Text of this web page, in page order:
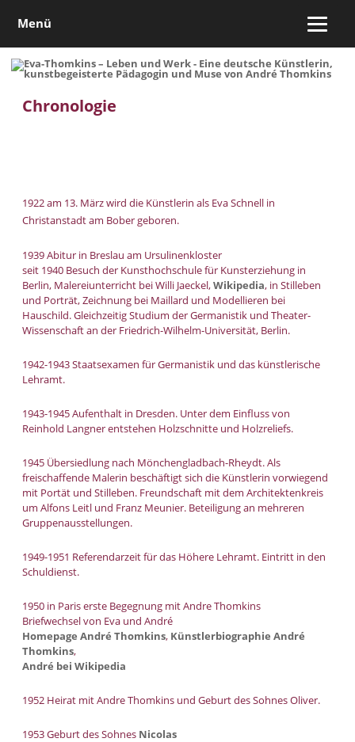
Menü
Chronologie
1922 am 13. März wird die Künstlerin als Eva Schnell in
Christanstadt am Bober geboren.
1939 Abitur in Breslau am Ursulinenkloster
seit 1940 Besuch der Kunsthochschule für Kunsterziehung in
Berlin, Malereiunterricht bei Willi Jaeckel,Wikipedia, in Stilleben
und Porträt, Zeichnung bei Maillard und Modellieren bei
Hauschild. Gleichzeitig Studium der Germanistik und Theater-
Wissenschaft an der Friedrich-Wilhelm-Universität, Berlin.
1942-1943 Staatsexamen für Germanistik und das künstlerische
Lehramt.
1943-1945 Aufenthalt in Dresden. Unter dem Einfluss von
Reinhold Langner entstehen Holzschnitte und Holzreliefs.
1945 Übersiedlung nach Mönchengladbach-Rheydt. Als
freischaffende Malerin beschäftigt sich die Künstlerin vorwiegend
mit Portät und Stilleben. Freundschaft mit dem Architektenkreis
um Alfons Leitl und Franz Meunier. Beteiligung an mehreren
Gruppenausstellungen.
1949-1951 Referendarzeit für das Höhere Lehramt. Eintritt in den
Schuldienst.
1950 in Paris erste Begegnung mit Andre Thomkins
Briefwechsel von Eva und André
Homepage André Thomkins, Künstlerbiographie André
Thomkins,
André bei Wikipedia
1952 Heirat mit Andre Thomkins und Geburt des Sohnes Oliver.
1953 Geburt des Sohnes Nicolas